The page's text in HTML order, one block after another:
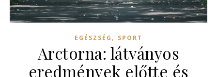
EGÉSZSÉG , SPORT
Arctorna: látványos
eredmények előtte és